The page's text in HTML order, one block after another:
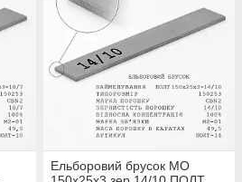
Ельборовий брусок МО